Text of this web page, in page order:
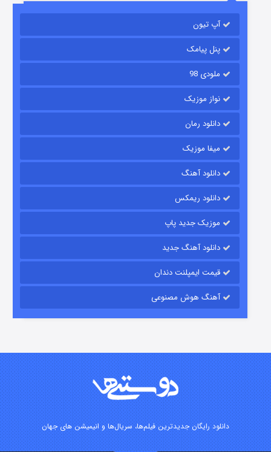
قسمت
قسمت۲ (دوبله) منتشر شد
آپ تیون
پنل پیامک
ملودی 98
نواز موزیک
دانلود رمان
میفا موزیک
دانلود آهنگ
دانلود ریمکس
موزیک جدید پاپ
دانلود آهنگ جدید
قیمت ایمپلنت دندان
آهنگ هوش مصنوعی
دانلود رایگان جدیدترین فیلم‌ها، سریال‌ها و انیمیشن های جهان